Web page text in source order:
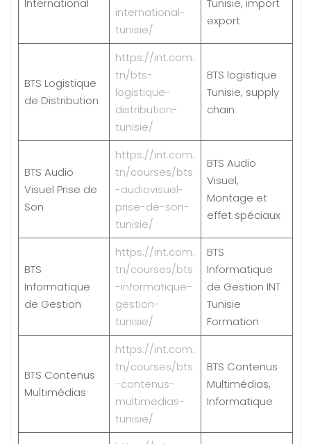
international-
tunisie/
export
BTS Logistique
de Distribution
https://int.com.
tn/bts-
logistique-
distribution-
tunisie/
BTS logistique
Tunisie, supply
chain
BTS Audio
Visuel Prise de
Son
https://int.com.
tn/courses/bts
-audiovisuel-
prise-de-son-
tunisie/
BTS Audio
Visuel,
Montage et
effet spéciaux
BTS
Informatique
de Gestion
https://int.com.
tn/courses/bts
-informatique-
gestion-
tunisie/
BTS
Informatique
de Gestion INT
Tunisie
Formation
BTS Contenus
Multimédias
https://int.com.
tn/courses/bts
-contenus-
multimedias-
tunisie/
BTS Contenus
Multimédias,
Informatique